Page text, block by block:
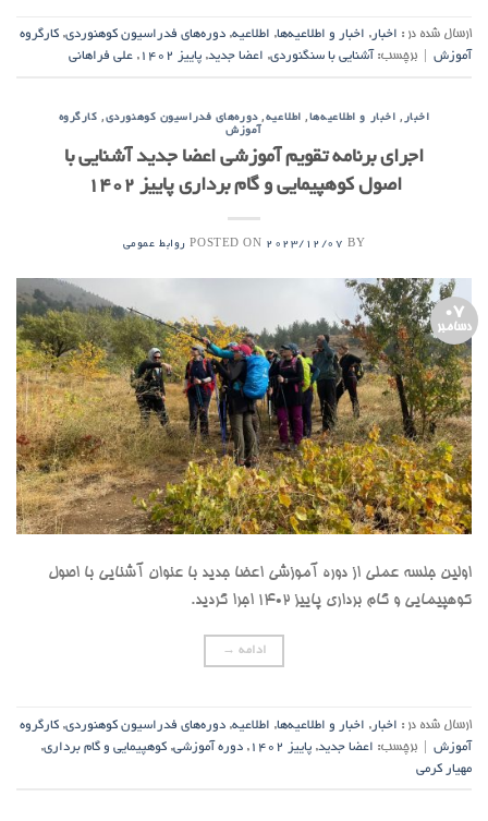
ارسال شده در : اخبار , اخبار و اطلاعیه‌ها, اطلاعیه, دوره‌های فدراسیون کوهنوردی, کارگروه
آموزش
برچسب: آشنایی با سنگنوردی, اعضا جدید, پاییز 1402 , علی فراهانی
اخبار , اخبار و اطلاعیه‌ها, اطلاعیه,دوره‌های فدراسیون کوهنوردی, کارگروه
آموزش
اجرای برنامه تقویم آموزشی اعضا جدید آشنایی با
اصول کوهپیمایی و گام برداری پاییز 1402
POSTED ON 2023/12/07 BY روابط عمومی
07
دسامبر
اولین جلسه عملی از دوره آموزشی اعضا جدید با عنوان آشنایی با اصول
کوهپیمایی و گام برداری پاییز 1402 اجرا گردید.
ادامه →
ارسال شده در : اخبار , اخبار و اطلاعیه‌ها, اطلاعیه, دوره‌های فدراسیون کوهنوردی, کارگروه
آموزش
برچسب: اعضا جدید, پاییز 1402 , دوره آموزشی, کوهپیمایی و گام برداری,
مهیار کرمی